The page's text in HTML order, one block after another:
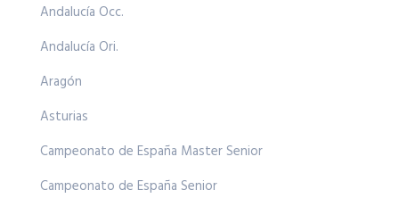
Andalucía Occ.
Andalucía Ori.
Aragón
Asturias
Campeonato de España Master Senior
Campeonato de España Senior